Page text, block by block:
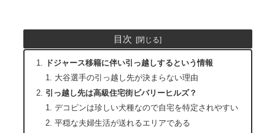
目次
ドジャース移籍に伴い引っ越しするという情報
大谷選手の引っ越し先が決まらない理由
引っ越し先は高級住宅街ビバリーヒルズ？
デコピンは珍しい犬種なので自宅を特定されやすい
平穏な夫婦生活が送れるエリアである